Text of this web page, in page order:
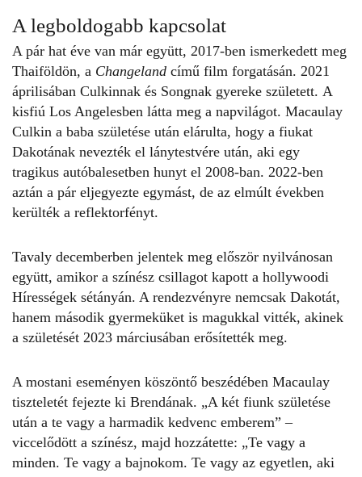
A legboldogabb kapcsolat
A pár hat éve van már együtt, 2017-ben ismerkedett meg
Thaiföldön, a Changeland című film forgatásán. 2021
áprilisában Culkinnak és Songnak gyereke született. A
kisfiú Los Angelesben látta meg a napvilágot. Macaulay
Culkin a baba születése után elárulta, hogy a fiukat
Dakotának nevezték el lánytestvére után, aki egy
tragikus autóbalesetben hunyt el 2008-ban. 2022-ben
aztán a pár eljegyezte egymást, de az elmúlt években
kerülték a reflektorfényt.
Tavaly decemberben jelentek meg először nyilvánosan
együtt, amikor a színész csillagot kapott a hollywoodi
Hírességek sétányán. A rendezvényre nemcsak Dakotát,
hanem második gyermeküket is magukkal vitték, akinek
a születését 2023 márciusában erősítették meg.
A mostani eseményen köszöntő beszédében Macaulay
tiszteletét fejezte ki Brendának. „A két fiunk születése
után a te vagy a harmadik kedvenc emberem” –
viccelődött a színész, majd hozzátette: „Te vagy a
minden. Te vagy a bajnokom. Te vagy az egyetlen, aki